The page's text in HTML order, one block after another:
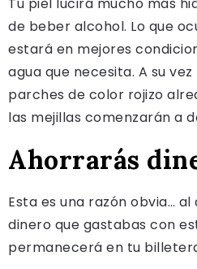
de beber alcohol. Lo que
estará en mejores
agua que necesita. A su
parches de color rojizo
las mejillas comenzarán a
Ahorrarás
Esta es una razón obvia…
dinero que gastabas con
permanecerá en tu